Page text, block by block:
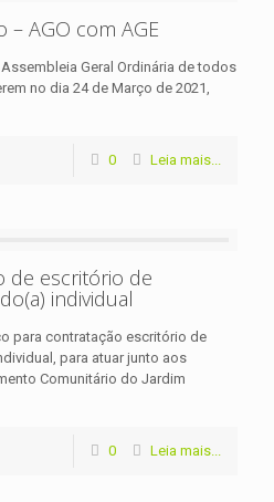
– AGO com AGE
Geral Ordinária de todos
no dia 24 de Março de 2021,
0 Leia mais...
de escritório de
individual
para contratação escritório de
para atuar junto aos
Comunitário do Jardim
0 Leia mais...